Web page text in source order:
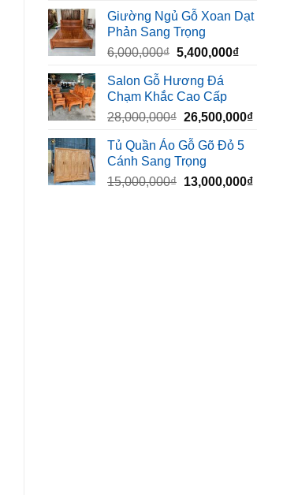
là:
8,500,000₫.
tại
Giường Ngủ Gỗ Xoan Dạt
Phản Sang Trọng
6,000,000₫ Giá
là:
6,000,000₫.
5,400,000₫Giá
Salon Gỗ Hương Đá
Chạm Khắc Cao Cấp
28,000,000₫ Giá
là:
28,000,000₫.
26,500,000₫Giá
Tủ Quần Áo Gỗ Gõ Đỏ 5
Cánh Sang Trọng
15,000,000₫ Giá
13,000,000₫Giá